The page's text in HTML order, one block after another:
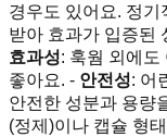
경우도 있어요. 정
받아 효과가 입증된
효과성: 훅웜 외에도
좋아요. - 안전성: 어
안전한 성분과 용량
(정제)이나 캡슐 형